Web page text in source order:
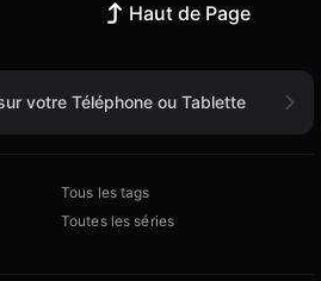
Haut de Page
votre Téléphone ou Tablette
Tous les tags
Toutes les séries